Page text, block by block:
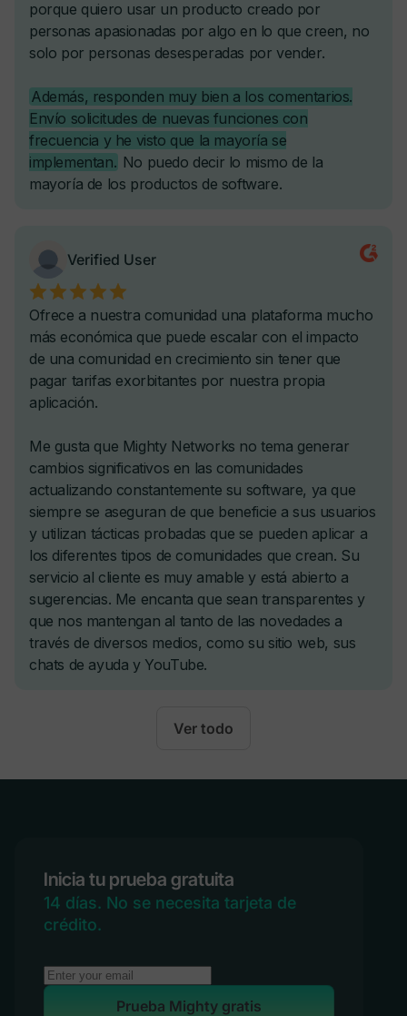
Resource Libraries & Habit Trackers
Subida de videos nativa
Cursos secuenciales, programados y por goteo
Asigna automáticamente insignias y certificaciones
Esquema instantáneo de curso impulsado por IA
Incorpora contenido compatible con SCORM
Campos de perfil personalizados
Ver todo
Inicia tu prueba gratuita
14 días. No se necesita tarjeta de
crédito.
Prueba Mighty gratis